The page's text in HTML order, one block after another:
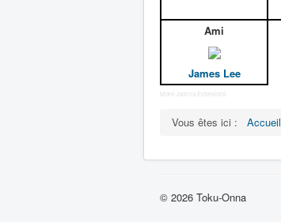
Ami
James Lee
More Joomla Extensions
Vous êtes ici : Accueil
© 2026 Toku-Onna